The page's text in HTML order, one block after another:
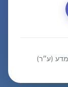
(ע״ר)